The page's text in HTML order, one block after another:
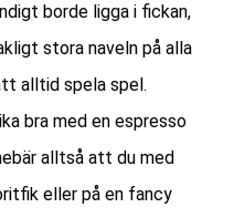
borde ligga i fickan,
stora naveln på alla
alltid spela spel.
bra med en espresso
alltså att du med
eller på en fancy